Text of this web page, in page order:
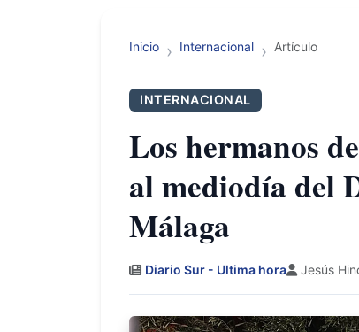
Inicio Internacional Artículo
INTERNACIONAL
Los hermanos
al mediodía del
Málaga
Diario Sur - Ultima hora Jesús